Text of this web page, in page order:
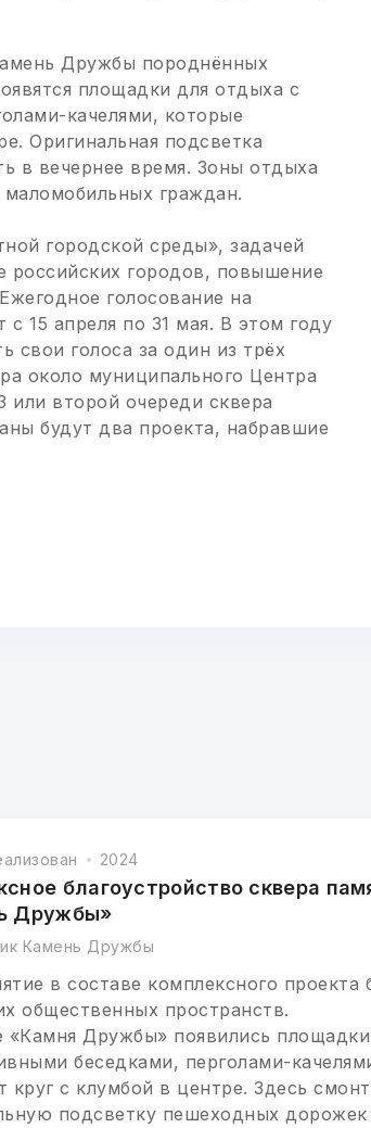
Дружбы породнённых
площадки для отдыха с
качелями, которые
Оригинальная подсветка
в вечернее время. Зоны отдыха
граждан.
городской среды», задачей
российских городов, повышение
голосование на
15 апреля по 31 мая. В этом году
свои голоса за один из трёх
около муниципального Центра
второй очереди сквера
будут два проекта, набравшие
2024
благоустройство сквера
Дружбы»
Камень Дружбы
в составе комплексного проекта
общественных пространств.
«Камня Дружбы» появились
беседками, перголами-
круг с клумбой в центре. Здесь
подсветку пешеходных дорожек